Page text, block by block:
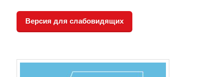
Версия для слабовидящих